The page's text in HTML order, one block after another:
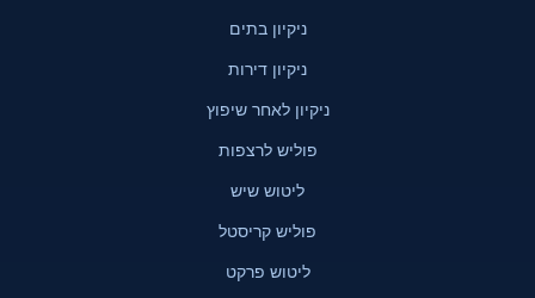
ניקיון בתים
ניקיון דירות
ניקיון לאחר שיפוץ
פוליש לרצפות
ליטוש שיש
פוליש קריסטל
ליטוש פרקט